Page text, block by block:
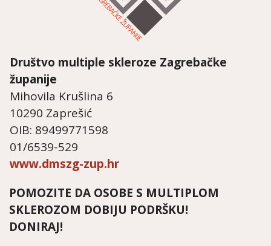
Društvo multiple skleroze Zagrebačke
županije
Mihovila Krušlina 6
10290 Zaprešić
OIB: 89499771598
01/6539-529
www.dmszg-zup.hr
POMOZITE DA OSOBE S MULTIPLOM
SKLEROZOM DOBIJU PODRŠKU!
DONIRAJ!